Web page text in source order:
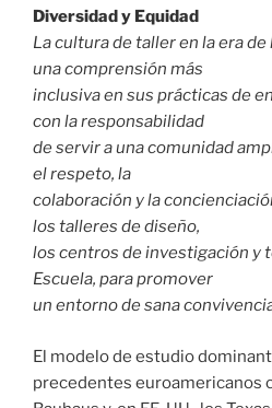
Diversidad y Equidad
La cultura de taller en la era
una comprensión más
inclusiva en sus prácticas de
con la responsabilidad
de servir a una comunidad
el respeto, la
colaboración y la
los talleres de diseño,
los centros de investigación y
Escuela, para promover
un entorno de sana
El modelo de estudio
precedentes euroamericanos